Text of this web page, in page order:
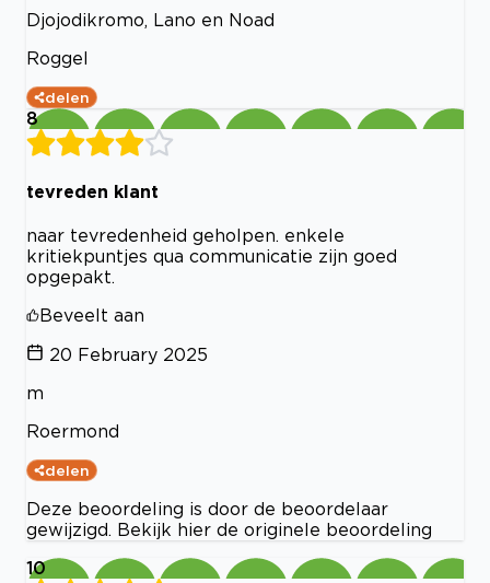
Djojodikromo, Lano en Noad
Roggel
delen
8
tevreden klant
naar tevredenheid geholpen. enkele
kritiekpuntjes qua communicatie zijn goed
opgepakt.
Beveelt aan
20 February 2025
m
Roermond
delen
Deze beoordeling is door de beoordelaar
gewijzigd. Bekijk hier de originele beoordeling
10